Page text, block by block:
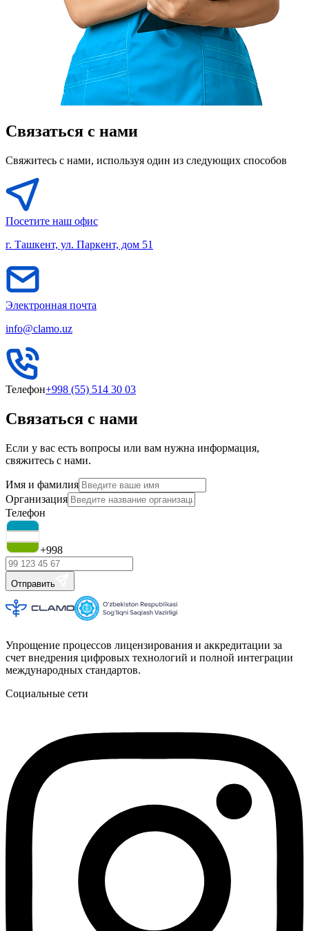
Связаться с нами
Свяжитесь с нами, используя один из следующих способов
Посетите наш офис
г. Ташкент, ул. Паркент, дом 51
Электронная почта
info@clamo.uz
Телефон+998 (55) 514 30 03
Связаться с нами
Если у вас есть вопросы или вам нужна информация,
свяжитесь с нами.
Имя и фамилия
Организация
Телефон
+998
Отправить
Упрощение процессов лицензирования и аккредитации за
счет внедрения цифровых технологий и полной интеграции
международных стандартов.
Социальные сети